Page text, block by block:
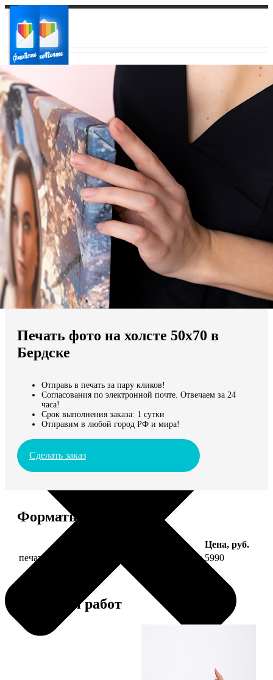
Ваш город:
Ваш регион доставки
Выберите из списка:
Мы доставляем по всему миру
Продолжить без города
Печать фото на холсте 50х70 в
Бердске
Отправь в печать за пару кликов!
Согласования по электронной почте. Отвечаем за 24
часа!
Срок выполнения заказа: 1 сутки
Отправим в любой город РФ и мира!
Сделать заказ
Форматы и цены
Цена, руб.
печать фото на холсте 50х70 на подрамнике 5990
Примеры работ